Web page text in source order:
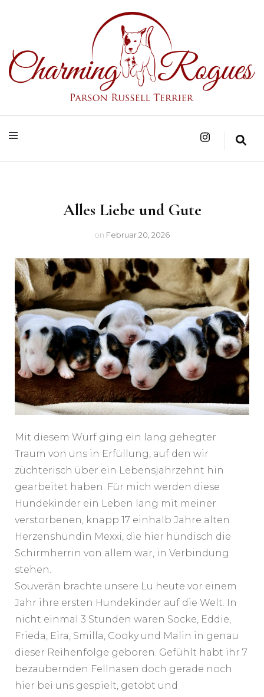
Charming Rogues
Alles Liebe und Gute
on Februar 20, 2026
Mit diesem Wurf ging ein lang gehegter
Traum von uns in Erfüllung, auf den wir
züchterisch über ein Lebensjahrzehnt hin
gearbeitet haben. Für mich werden diese
Hundekinder ein Leben lang mit meiner
verstorbenen, knapp 17 einhalb Jahre alten
Herzenshündin Mexxi, die hier hündisch die
Schirmherrin von allem war, in Verbindung
stehen.
Souverän brachte unsere Lu heute vor einem
Jahr ihre ersten Hundekinder auf die Welt. In
nicht einmal 3 Stunden waren Socke, Eddie,
Frieda, Eira, Smilla, Cooky und Malin in genau
dieser Reihenfolge geboren. Gefühlt habt ihr 7
bezaubernden Fellnasen doch gerade noch
hier bei uns gespielt, getobt und